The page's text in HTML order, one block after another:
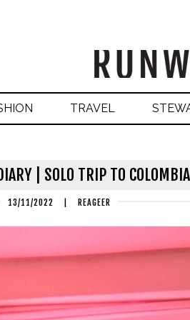
TRAVEL
| SOLO TRIP TO
13/11/2022 REAGEER